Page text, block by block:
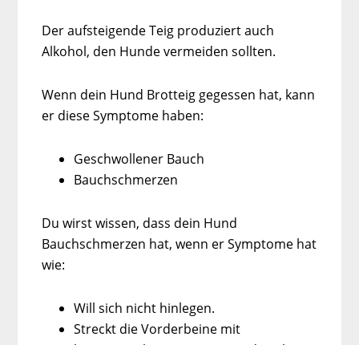
Der aufsteigende Teig produziert auch
Alkohol, den Hunde vermeiden sollten.
Wenn dein Hund Brotteig gegessen hat, kann
er diese Symptome haben:
Geschwollener Bauch
Bauchschmerzen
Du wirst wissen, dass dein Hund
Bauchschmerzen hat, wenn er Symptome hat
wie:
Will sich nicht hinlegen.
Streckt die Vorderbeine mit